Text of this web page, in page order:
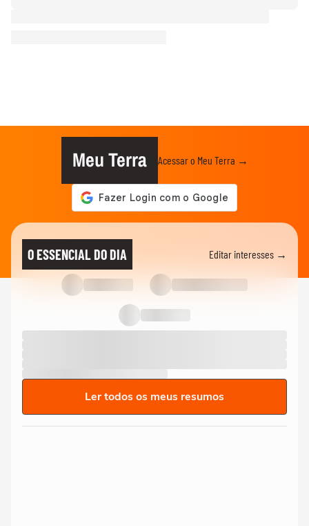
Meu Terra Acessar o Meu Terra →
O ESSENCIAL DO DIA Editar interesses →
Ler todos os meus resumos